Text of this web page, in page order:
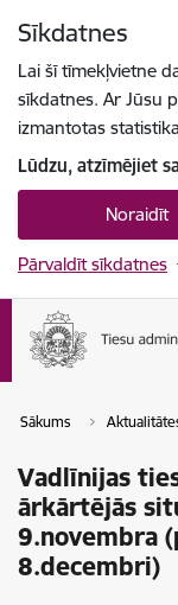
Sīkdatnes
Lai šī tīmekļvietne
sīkdatnes. Ar Jūsu
izmantotas
Lūdzu, atzīmējiet
Noraidīt
Pārvaldīt sīkdatnes
Sākums
Vadlīnijas
ārkārtējās
9.novembra
8.decembri)